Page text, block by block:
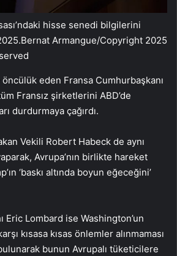
hisse senedi bilgilerini
Bernat Armangue/Copyright 2025
öncülük eden Fransa Cumhurbaşkanı
Fransız şirketlerini ABD’de
durdurmaya çağırdı.
Vekili Robert Habeck de aynı
Avrupa’nın birlikte hareket
‘baskı altında boyun eğeceğini’
Eric Lombard ise Washington’un
kısasa kısas önlemler alınmaması
bunun Avrupalı tüketicilere